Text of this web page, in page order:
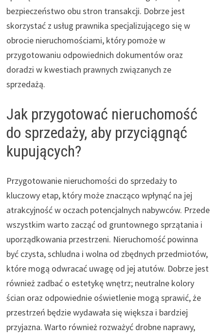
bezpieczeństwo obu stron transakcji. Dobrze jest
skorzystać z usług prawnika specjalizującego się w
obrocie nieruchomościami, który pomoże w
przygotowaniu odpowiednich dokumentów oraz
doradzi w kwestiach prawnych związanych ze
sprzedażą.
Jak przygotować nieruchomość
do sprzedaży, aby przyciągnąć
kupujących?
Przygotowanie nieruchomości do sprzedaży to
kluczowy etap, który może znacząco wpłynąć na jej
atrakcyjność w oczach potencjalnych nabywców. Przede
wszystkim warto zacząć od gruntownego sprzątania i
uporządkowania przestrzeni. Nieruchomość powinna
być czysta, schludna i wolna od zbędnych przedmiotów,
które mogą odwracać uwagę od jej atutów. Dobrze jest
również zadbać o estetykę wnętrz; neutralne kolory
ścian oraz odpowiednie oświetlenie mogą sprawić, że
przestrzeń będzie wydawała się większa i bardziej
przyjazna. Warto również rozważyć drobne naprawy,